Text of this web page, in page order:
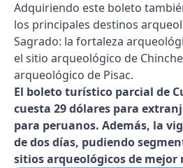
Adquiriendo este boleto
los principales destinos
Sagrado: la fortaleza
el sitio arqueológico de
arqueológico de Pisac.
El boleto turístico parcial de
cuesta 29 dólares para
para peruanos. Además, la
de dos días, pudiendo
sitios arqueológicos de mejor